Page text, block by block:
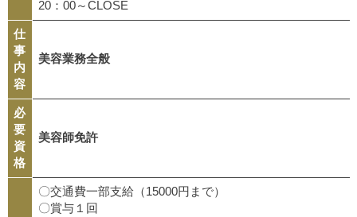
20：00～CLOSE
仕
事
内
容
美容業務全般
必
要
資
格
美容師免許
〇交通費一部支給（15000円まで）
〇賞与１回